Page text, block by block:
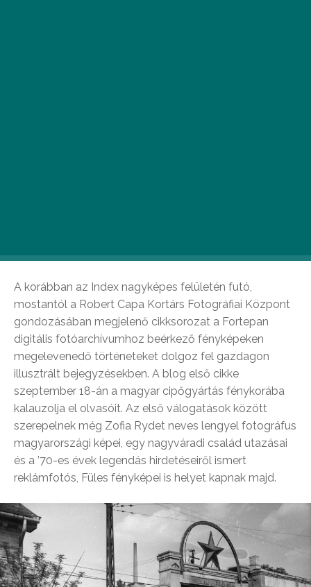
átvehetők lesznek.
A korábban az Index nagyképes felületén futó,
mostantól a Robert Capa Kortárs Fotográfiai Központ
gondozásában megjelenő cikksorozat a Fortepan
digitális fotóarchívumhoz beérkező fényképeken
megelevenedő történeteket dolgoz fel gazdagon
illusztrált bejegyzésekben. A blog első cikke
szeptember 18-án a magyar cipőgyártás fénykorába
kalauzolja el olvasóit. Az első válogatások között
szerepelnek még Zofia Rydet neves lengyel fotográfus
magyarországi képei, egy nagyváradi család utazásai
és a ’70-es évek legendás hirdetéseiről ismert
reklámfotós, Füles fényképei is helyet kapnak majd.